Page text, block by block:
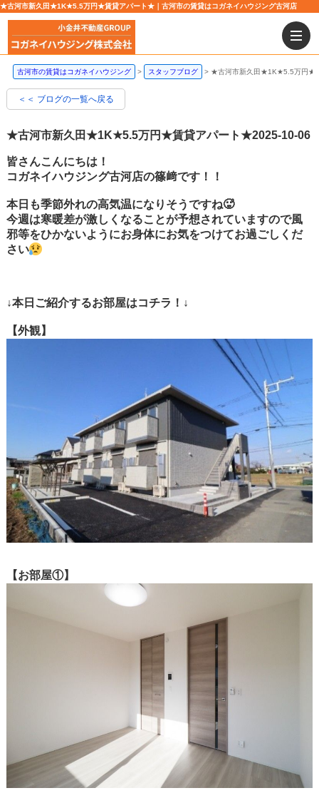
★古河市新久田★1K★5.5万円★賃貸アパート★｜古河市の賃貸はコガネイハウジング古河店
古河市の賃貸はコガネイハウジング スタッフブログ ★古河市新久田★1K★5.5万円★
＜＜ ブログの一覧へ戻る
★古河市新久田★1K★5.5万円★賃貸アパート★2025-10-06
皆さんこんにちは！
コガネイハウジング古河店の篠﨑です！！
本日も季節外れの高気温になりそうですね🥵
今週は寒暖差が激しくなることが予想されていますので風
邪等をひかないようにお身体にお気をつけてお過ごしくだ
さい
↓本日ご紹介するお部屋はコチラ！↓
【外観】
【お部屋①】